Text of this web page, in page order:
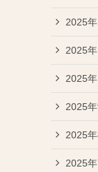
2025
2025
2025
2025年
2025年
2025年